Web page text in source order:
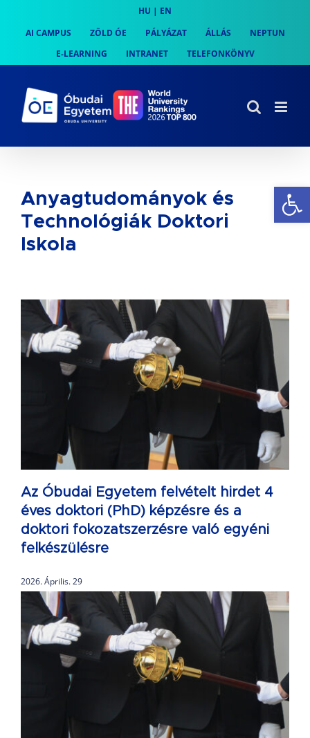
content
HU | EN
AI CAMPUS
ZÖLD ÓE PÁLYÁZAT ÁLLÁS
NEPTUN
E-LEARNING
INTRANET TELEFONKÖNYV
Anyagtudományok és
Technológiák Doktori
Iskola
Az Óbudai Egyetem felvételt hirdet 4
éves doktori (PhD) képzésre és a
doktori fokozatszerzésre való egyéni
felkészülésre
2026. Április. 29